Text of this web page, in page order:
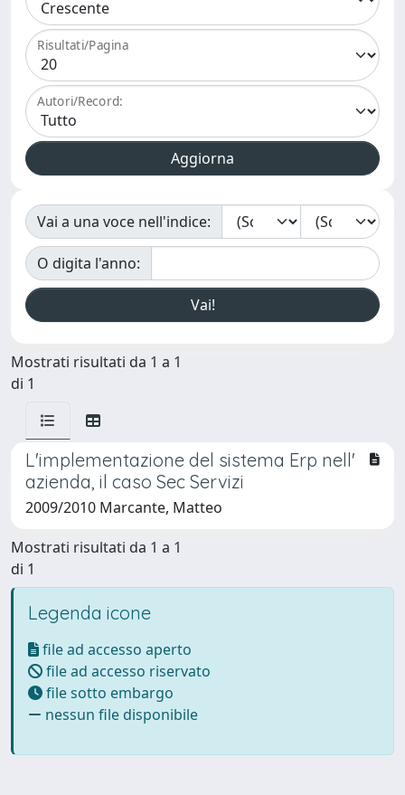
Risultati/Pagina
Autori/Record:
Vai a una voce nell'indice:
O digita l'anno:
Mostrati risultati da 1 a 1
di 1
L'implementazione del sistema Erp nell'
azienda, il caso Sec Servizi
2009/2010 Marcante, Matteo
Mostrati risultati da 1 a 1
di 1
Legenda icone
file ad accesso aperto
file ad accesso riservato
file sotto embargo
nessun file disponibile